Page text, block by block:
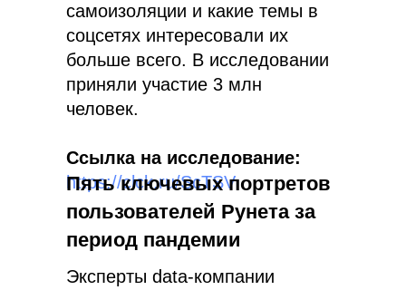
самоизоляции и какие темы в
соцсетях интересовали их
больше всего. В исследовании
приняли участие 3 млн
человек.
Ссылка на исследование:
https://clck.ru/ScTSV
Эксперты data-компании
Пять ключевых портретов
пользователей Рунета за
период пандемии